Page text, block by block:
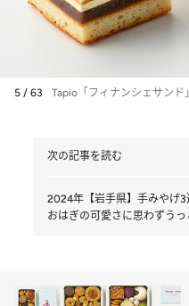
5 / 63 Tapio「フィナンシェサン
次の記事を読む
2024年【岩手県】手みやげ
おはぎの可愛さに思わずうっ